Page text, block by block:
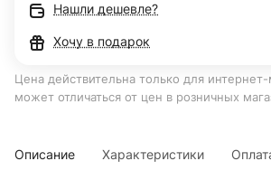
Нашли дешевле?
Хочу в подарок
Цена действительна только для интернет-
может отличаться от цен в розничных
Описание Характеристики